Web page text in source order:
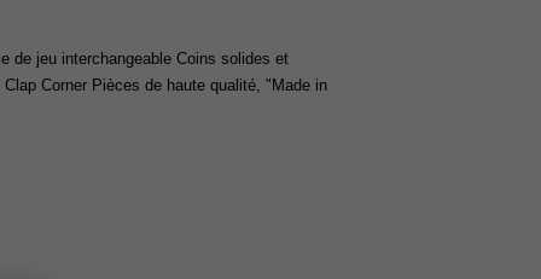
de jeu interchangeable Coins solides et
Corner Pièces de haute qualité, "Made in